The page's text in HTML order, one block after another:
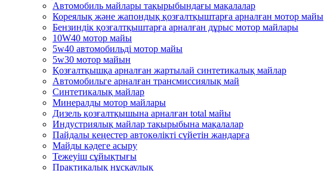
Автомобиль майлары тақырыбындағы мақалалар
Кореялық және жапондық қозғалтқыштарға арналған мотор майы
Бензиндік қозғалтқыштарға арналған дұрыс мотор майлары
10W40 мотор майы
5w40 автомобильді мотор майы
5w30 мотор майын
Қозғалтқышқа арналған жартылай синтетикалық майлар
Автомобильге арналған трансмиссиялық май
Синтетикалық майлар
Минералды мотор майлары
Дизель қозғалтқышына арналған total майы
Индустриялық майлар тақырыбына мақалалар
Пайдалы кеңестер автокөлікті сүйетін жандарға
Mайды кәдеге асыру
Тежеуіш cұйықтығы
Практикалық нұсқаулық